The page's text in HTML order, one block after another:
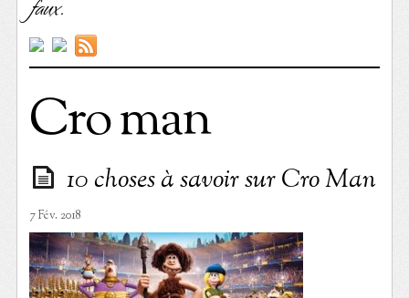
faux.
Cro man
10 choses à savoir sur Cro Man
7 Fév. 2018